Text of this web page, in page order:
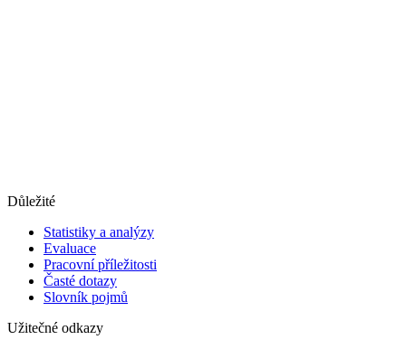
Důležité
Statistiky a analýzy
Evaluace
Pracovní příležitosti
Časté dotazy
Slovník pojmů
Užitečné odkazy